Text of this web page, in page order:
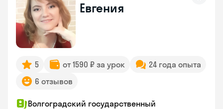
Евгения
5 от 1590 ₽ за урок
24 года опыта
6 отзывов
Волгоградский государственный